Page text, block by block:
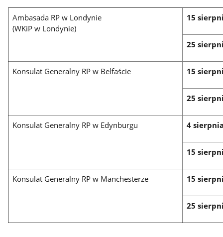
Ambasada RP w Londynie
(WKiP w Londynie)
15
25
Konsulat Generalny RP w Belfaście 15
25
Konsulat Generalny RP w Edynburgu 4
15
Konsulat Generalny RP w Manchesterze 15
25